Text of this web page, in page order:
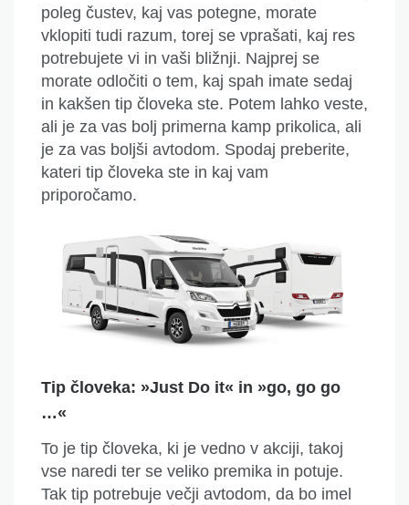
poleg čustev, kaj vas potegne, morate
vklopiti tudi razum, torej se vprašati, kaj res
potrebujete vi in vaši bližnji. Najprej se
morate odločiti o tem, kaj spah imate sedaj
in kakšen tip človeka ste. Potem lahko veste,
ali je za vas bolj primerna kamp prikolica, ali
je za vas boljši avtodom. Spodaj preberite,
kateri tip človeka ste in kaj vam
priporočamo.
Tip človeka: »Just Do it« in »go, go go
…«
To je tip človeka, ki je vedno v akciji, takoj
vse naredi ter se veliko premika in potuje.
Tak tip potrebuje večji avtodom, da bo imel